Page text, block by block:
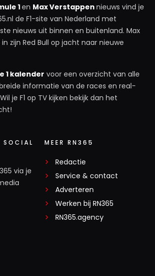
1en Max Verstappen nieuws vind je
de F1-site van Nederland met
nieuws uit binnen en buitenland. Max
zijn Red Bull op jacht naar nieuwe
1 kalender voor een overzicht van alle
informatie van de races en real-
je F1 op TV kijken bekijk dan het
SOCIAL
via je
MEER RN365
Redactie
Service & contact
Adverteren
Werken bij RN365
RN365.agency